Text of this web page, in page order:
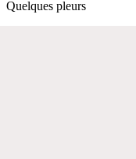
Quelques pleurs